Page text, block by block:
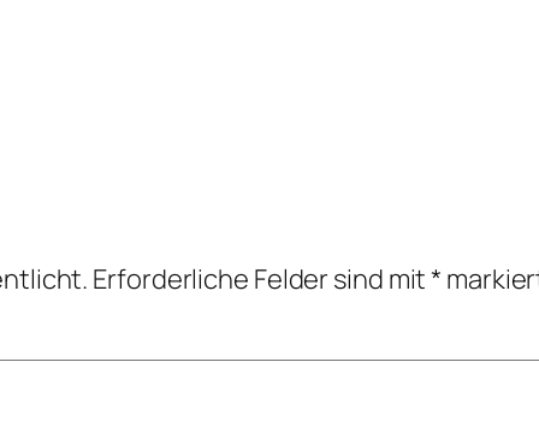
Erforderliche Felder sind mit*